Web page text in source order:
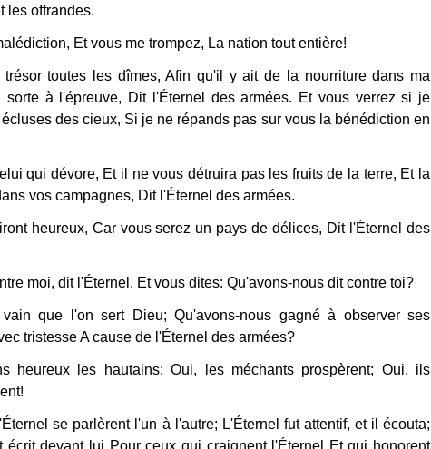
les offrandes.
Et vous me trompez, La nation tout entière!
toutes les dîmes, Afin qu'il y ait de la nourriture dans ma
sorte à l'épreuve, Dit l'Éternel des armées. Et vous verrez si je
des cieux, Si je ne répands pas sur vous la bénédiction en
qui dévore, Et il ne vous détruira pas les fruits de la terre, Et la
vos campagnes, Dit l'Éternel des armées.
heureux, Car vous serez un pays de délices, Dit l'Éternel des
moi, dit l'Éternel. Et vous dites: Qu'avons-nous dit contre toi?
que l'on sert Dieu; Qu'avons-nous gagné à observer ses
tristesse A cause de l'Éternel des armées?
heureux les hautains; Oui, les méchants prospèrent; Oui, ils
se parlèrent l'un à l'autre; L'Éternel fut attentif, et il écouta;
écrit devant lui Pour ceux qui craignent l'Éternel Et qui honorent